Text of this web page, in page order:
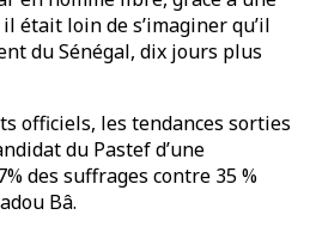
était loin de s’imaginer qu’il
du Sénégal, dix jours plus
officiels, les tendances sorties
du Pastef d’une
des suffrages contre 35 %
Bâ.